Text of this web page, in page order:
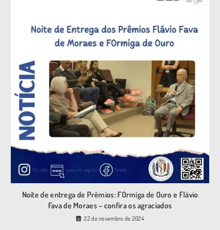
Noite de entrega de Prêmios: FOrmiga de Ouro e Flávio
Fava de Moraes – confira os agraciados
22 de novembro de 2024